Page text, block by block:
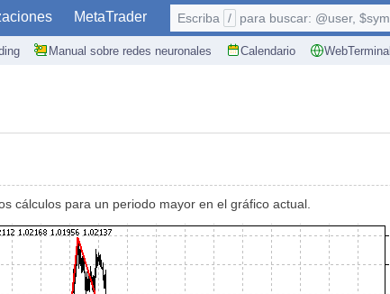
MetaTrader
Manual sobre redes neuronales Calendario WebTerminal
Escriba / para buscar: @user,
cálculos para un periodo mayor en el gráfico actual.